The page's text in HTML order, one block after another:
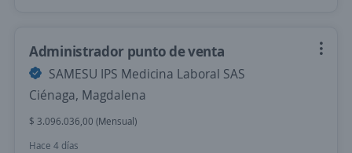
Administrador punto de venta
SAMESU IPS Medicina Laboral SAS
Ciénaga, Magdalena
$ 3.096.036,00 (Mensual)
Hace 4 días